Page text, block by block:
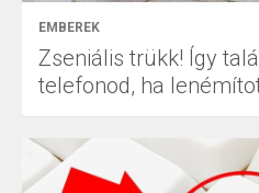
EMBEREK
Zseniális trükk! Így
telefonod, ha